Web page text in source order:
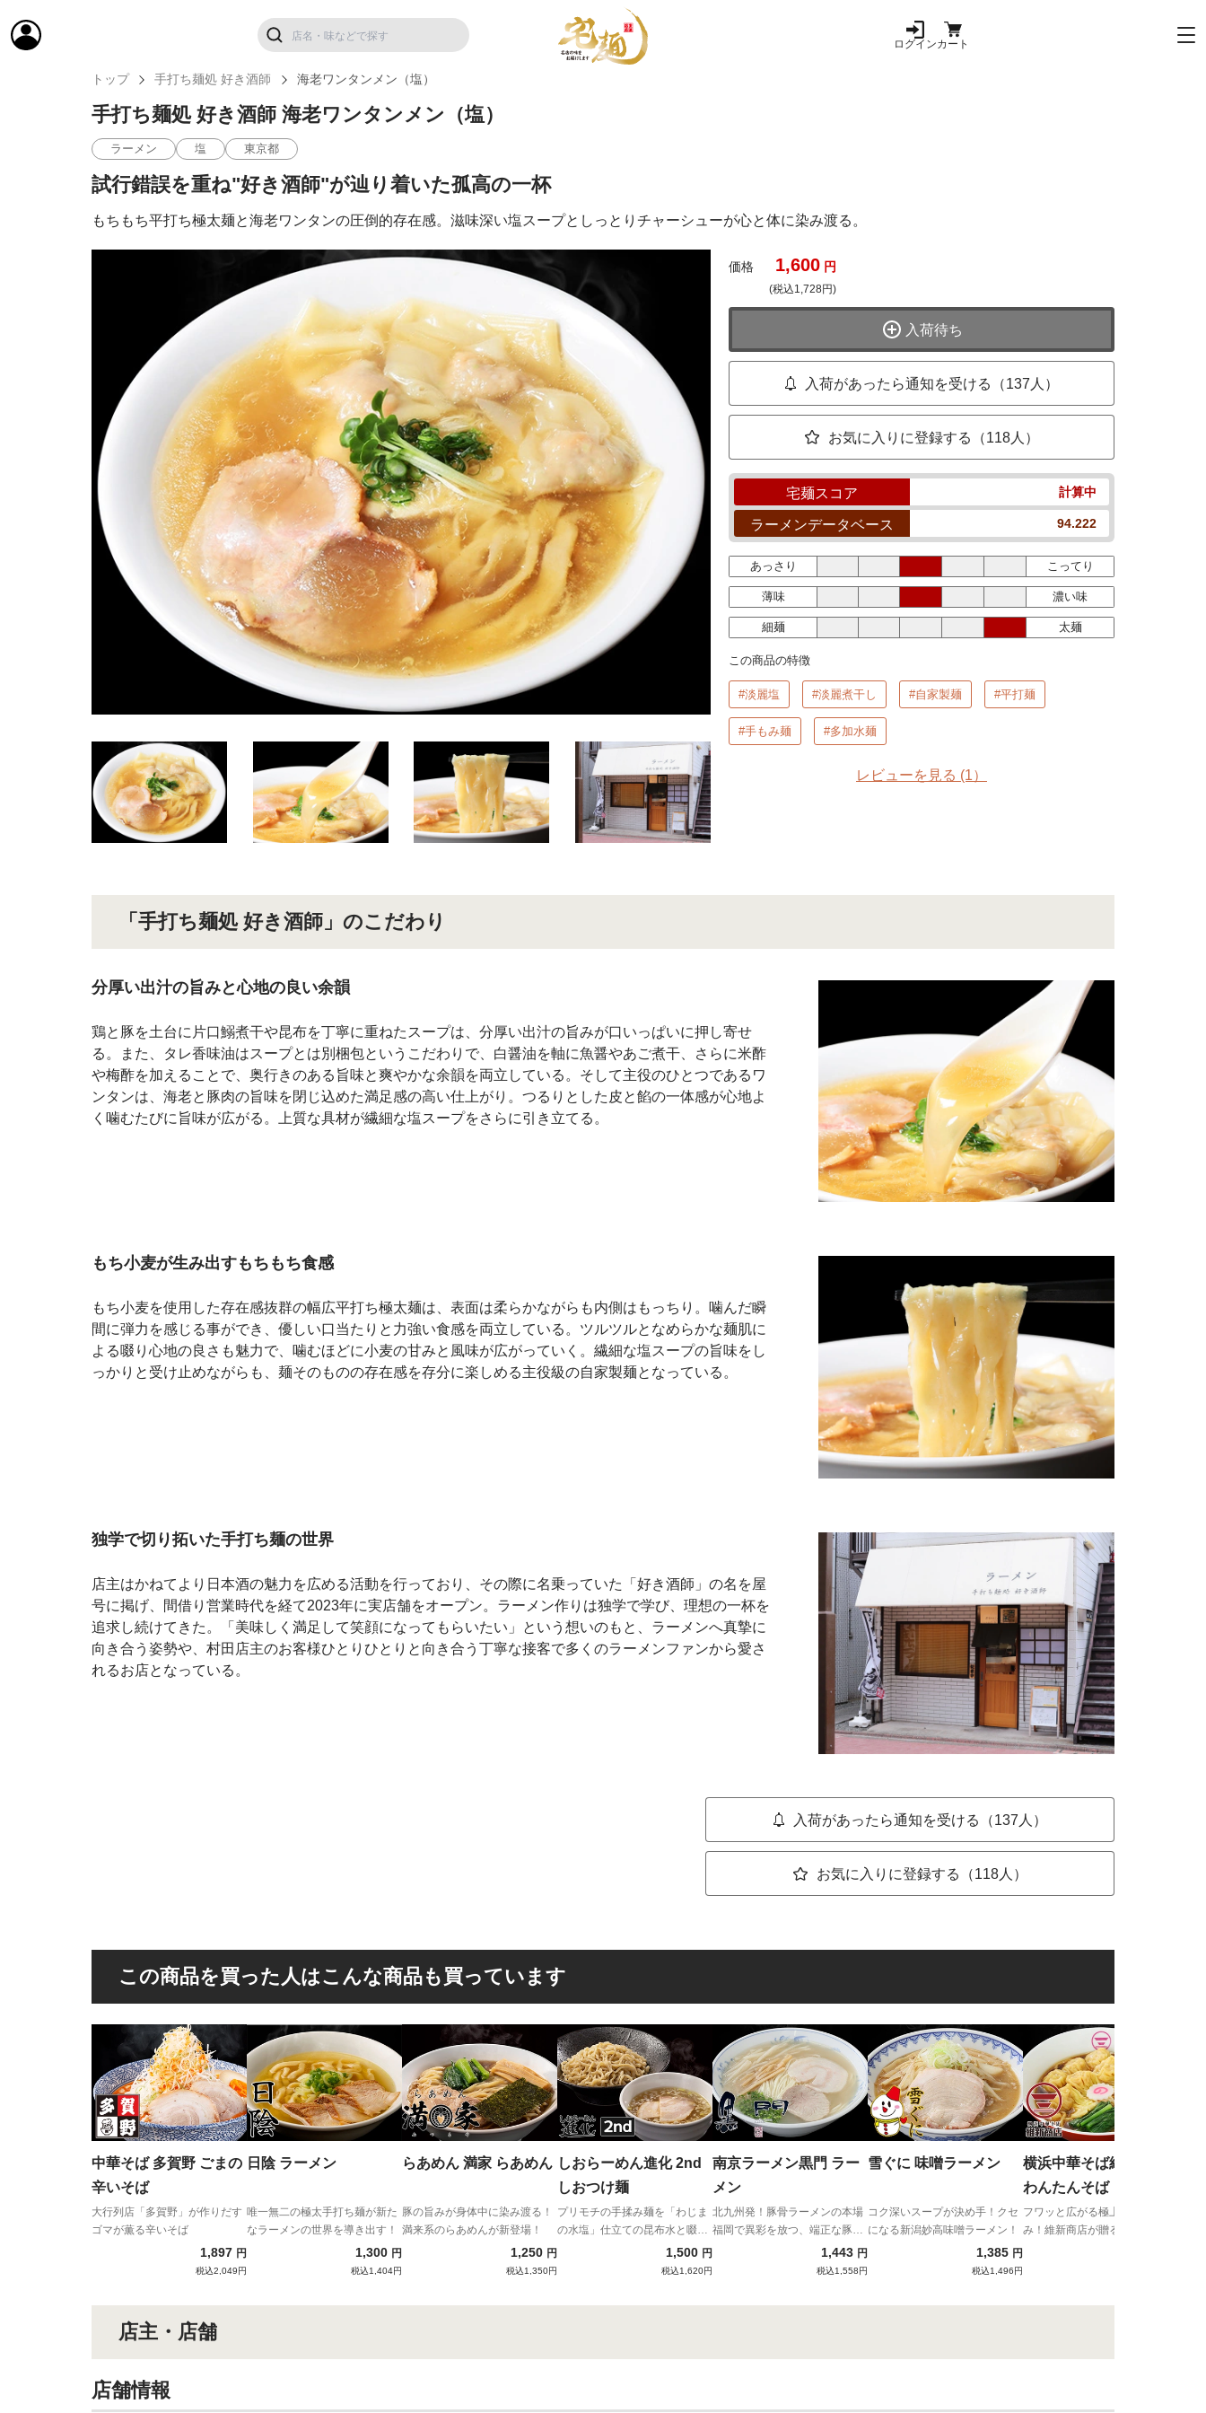
ログインカート
トップ 手打ち麺処 好き酒師 海老ワンタンメン（塩）
手打ち麺処 好き酒師 海老ワンタンメン（塩）
ラーメン 塩 東京都
試行錯誤を重ね"好き酒師"が辿り着いた孤高の一杯
もちもち平打ち極太麺と海老ワンタンの圧倒的存在感。滋味深い塩スープとしっとりチャーシューが心と体に染み渡る。
価格 1,600 円
(税込1,728円)
入荷待ち
入荷があったら通知を受ける（137人）
お気に入りに登録する（118人）
宅麺スコア 計算中
ラーメンデータベース 94.222
あっさり こってり
薄味 濃い味
細麺 太麺
この商品の特徴
#淡麗塩 #淡麗煮干し #自家製麺 #平打麺
#手もみ麺 #多加水麺
レビューを見る (1）
「手打ち麺処 好き酒師」のこだわり
分厚い出汁の旨みと心地の良い余韻
鶏と豚を土台に片口鰯煮干や昆布を丁寧に重ねたスープは、分厚い出汁の旨みが口いっぱいに押し寄せ
る。また、タレ香味油はスープとは別梱包というこだわりで、白醤油を軸に魚醤やあご煮干、さらに米酢
や梅酢を加えることで、奥行きのある旨味と爽やかな余韻を両立している。そして主役のひとつであるワ
ンタンは、海老と豚肉の旨味を閉じ込めた満足感の高い仕上がり。つるりとした皮と餡の一体感が心地よ
く噛むたびに旨味が広がる。上質な具材が繊細な塩スープをさらに引き立てる。
もち小麦が生み出すもちもち食感
もち小麦を使用した存在感抜群の幅広平打ち極太麺は、表面は柔らかながらも内側はもっちり。噛んだ瞬
間に弾力を感じる事ができ、優しい口当たりと力強い食感を両立している。ツルツルとなめらかな麺肌に
よる啜り心地の良さも魅力で、噛むほどに小麦の甘みと風味が広がっていく。繊細な塩スープの旨味をし
っかりと受け止めながらも、麺そのものの存在感を存分に楽しめる主役級の自家製麺となっている。
独学で切り拓いた手打ち麺の世界
店主はかねてより日本酒の魅力を広める活動を行っており、その際に名乗っていた「好き酒師」の名を屋
号に掲げ、間借り営業時代を経て2023年に実店舗をオープン。ラーメン作りは独学で学び、理想の一杯を
追求し続けてきた。「美味しく満足して笑顔になってもらいたい」という想いのもと、ラーメンへ真摯に
向き合う姿勢や、村田店主のお客様ひとりひとりと向き合う丁寧な接客で多くのラーメンファンから愛さ
れるお店となっている。
入荷があったら通知を受ける（137人）
お気に入りに登録する（118人）
この商品を買った人はこんな商品も買っています
中華そば 多賀野 ごまの
辛いそば
大行列店「多賀野」が作りだす
ゴマが薫る辛いそば
1,897 円
税込2,049円
日陰 ラーメン
唯一無二の極太手打ち麺が新た
なラーメンの世界を導き出す！
1,300 円
税込1,404円
らあめん 満家 らあめん
豚の旨みが身体中に染み渡る！
満来系のらあめんが新登場！
1,250 円
税込1,350円
しおらーめん進化 2nd
しおつけ麺
プリモチの手揉み麺を「わじま
の水塩」仕立ての昆布水と啜
1,500 円
税込1,620円
南京ラーメン黒門 ラー
メン
北九州発！豚骨ラーメンの本場
福岡で異彩を放つ、端正な豚骨
1,443 円
税込1,558円
雪ぐに 味噌ラーメン
コク深いスープが決め手！クセ
になる新潟妙高味噌ラーメン！
1,385 円
税込1,496円
横浜中華そば維新商店
わんたんそば
フワッと広がる極上な鶏の旨
み！維新商店が贈る宅麺だけの
店主・店舗
店舗情報